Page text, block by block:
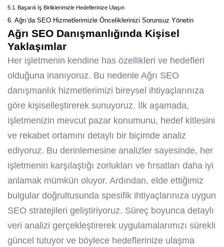
Başarılı İş Birliklerimizle Hedeflerinize Ulaşın
Ağrı’da SEO Hizmetlerimizle Önceliklerinizi Sorunsuz Yönetin
Ağrı SEO Danışmanlığında Kişisel
Yaklaşımlar
Her işletmenin kendine has özellikleri ve hedefleri
olduğuna inanıyoruz. Bu nedenle Ağrı SEO
danışmanlık hizmetlerimizi bireysel ihtiyaçlarınıza
göre kişiselleştirerek sunuyoruz. İlk aşamada,
işletmenizin mevcut pazar konumunu, hedef kitlesini
ve rekabet ortamını detaylı bir biçimde analiz
ediyoruz. Bu derinlemesine analizler sayesinde, her
işletmenin karşılaştığı zorlukları ve fırsatları daha iyi
anlamak mümkün oluyor. Ardından, elde ettiğimiz
bulgular doğrultusunda spesifik ihtiyaçlarınıza uygun
SEO stratejileri geliştiriyoruz. Süreç boyunca detaylı
veri analizi gerçekleştirerek uygulamalarımızı sürekli
güncel tutuyor ve böylece hedeflerinize ulaşma